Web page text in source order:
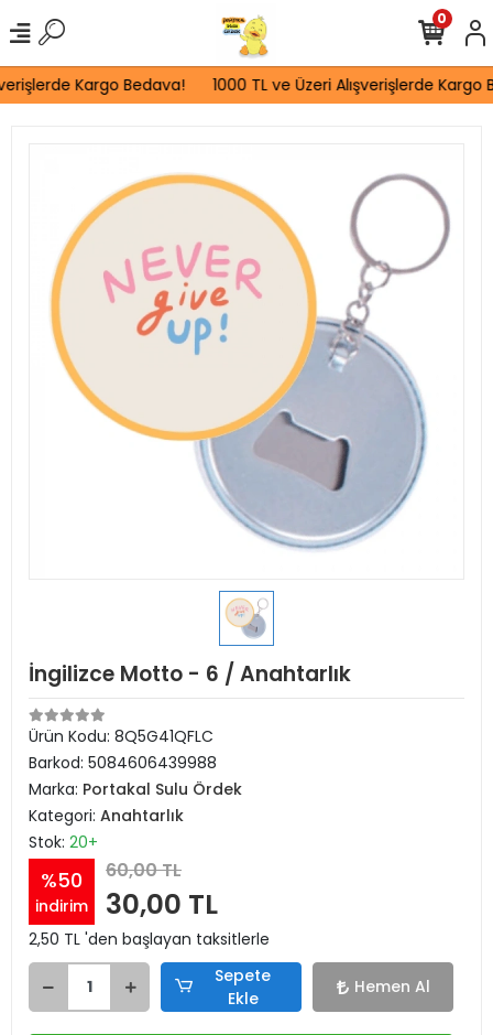
Kargo Bedava! 1000 TL ve Üzeri Alışverişlerde Kargo
0
İngilizce Motto - 6 / Anahtarlık
Ürün Kodu: 8Q5G41QFLC
Barkod: 5084606439988
Marka: Portakal Sulu Ördek
Kategori: Anahtarlık
Stok: 20+
%50
indirim
60,00 TL
30,00 TL
2,50 TL 'den başlayan taksitlerle
Sepete
Ekle
Hemen Al